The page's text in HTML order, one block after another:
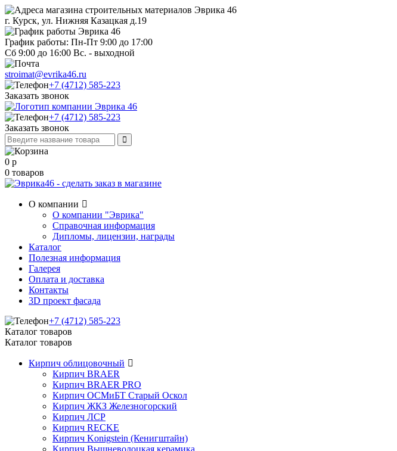
г. Курск, ул. Нижняя Казацкая д.19
График работы: Пн-Пт 9:00 до 17:00
Сб 9:00 до 16:00 Вс. - выходной
stroimat@evrika46.ru
+7 (4712) 585-223
Заказать звонок
+7 (4712) 585-223
Заказать звонок
0 р
0 товаров
О компании
О компании "Эврика"
Справочная информация
Дипломы, лицензии, награды
Каталог
Полезная информация
Галерея
Оплата и доставка
Контакты
3D проект фасада
+7 (4712) 585-223
Каталог товаров
Каталог товаров
Кирпич облицовочный
Кирпич BRAER
Кирпич BRAER PRO
Кирпич ОСМиБТ Старый Оскол
Кирпич ЖКЗ Железногорский
Кирпич ЛСР
Кирпич RECKE
Кирпич Konigstein (Кенигштайн)
Кирпич Вышневолоцкая керамика